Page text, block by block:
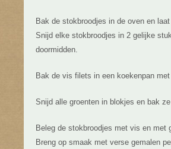
Bak de stokbroodjes in de oven en
Snijd elke stokbroodjes in 2 gelijke
doormidden.
Bak de vis filets in een koekenpan met
Snijd alle groenten in blokjes en bak
Beleg de stokbroodjes met vis en met
Breng op smaak met verse gemalen